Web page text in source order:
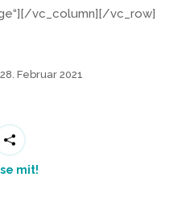
vc_column][/vc_row]
28. Februar 2021
mit!